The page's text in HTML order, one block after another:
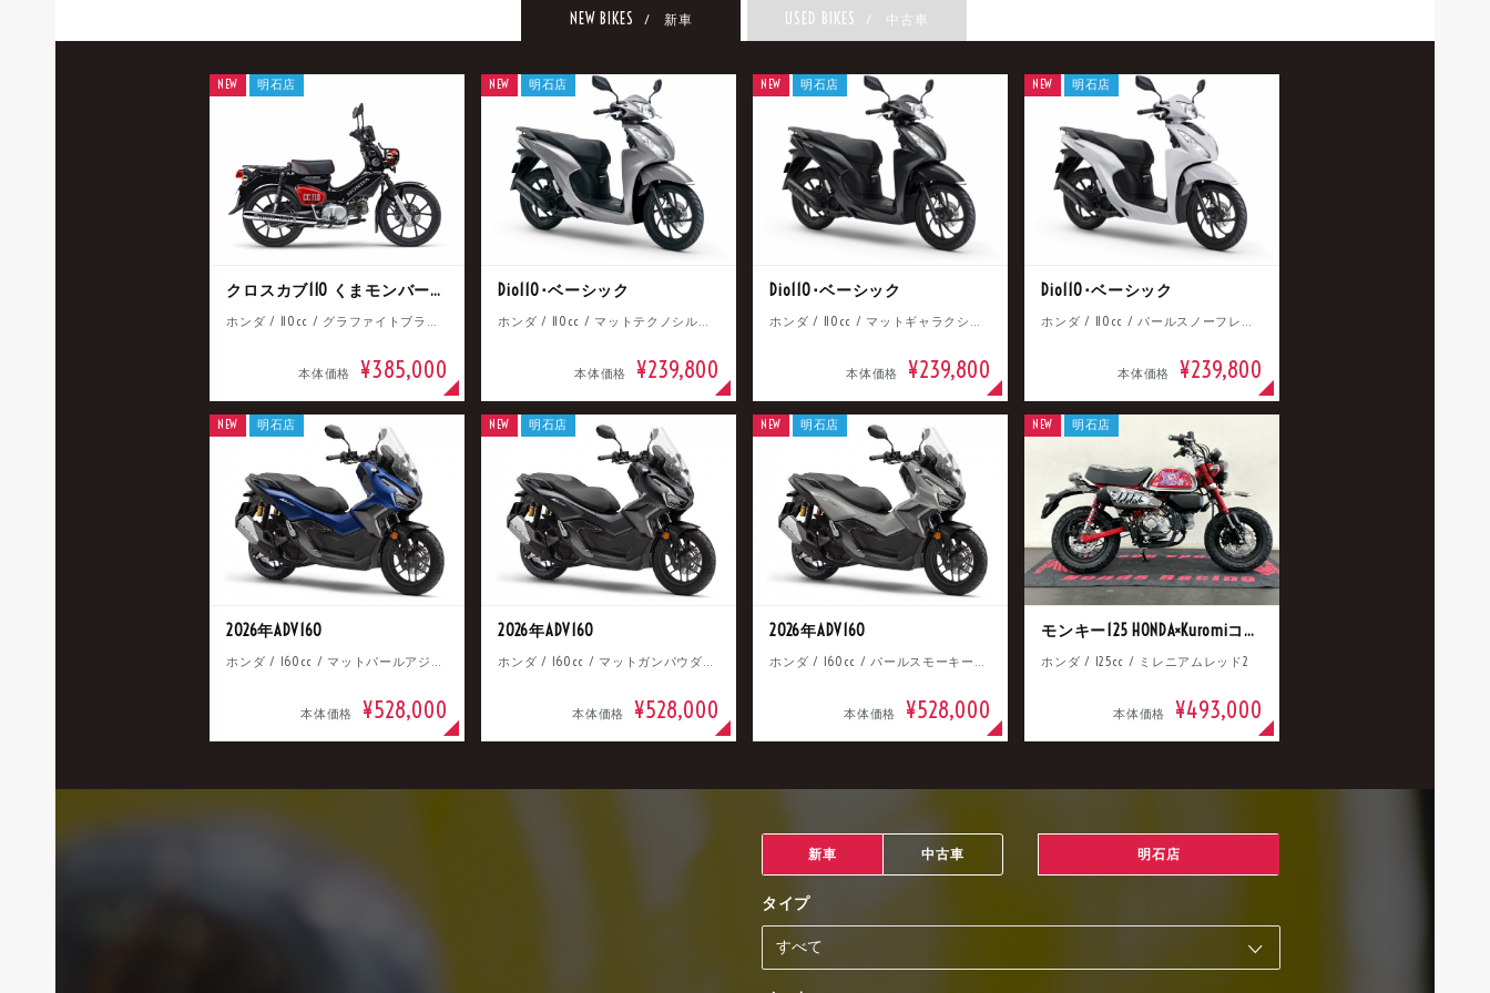
NEW BIKES / 新車 USED BIKES / 中古車
クロスカブ110 くまモンバージョン
ホンダ / 110cc / グラファイトブラック
本体価格 ¥385,000
NEW 明石店
Dio110･ベーシック
ホンダ / 110cc / マットテクノシルバーメタリック
本体価格 ¥239,800
NEW 明石店
Dio110･ベーシック
ホンダ / 110cc / マットギャラクシーブラックメタリック
本体価格 ¥239,800
NEW 明石店
Dio110･ベーシック
ホンダ / 110cc / パールスノーフレークホワイト
本体価格 ¥239,800
NEW 明石店
2026年ADV160
ホンダ / 160cc / マットパールアジャイルブルー
本体価格 ¥528,000
NEW 明石店
2026年ADV160
ホンダ / 160cc / マットガンパウダーブラックメタリック
本体価格 ¥528,000
NEW 明石店
2026年ADV160
ホンダ / 160cc / パールスモーキーグレー
本体価格 ¥528,000
NEW 明石店
モンキー125 HONDA×Kuromiコラボ
ホンダ / 125cc / ミレニアムレッド2
本体価格 ¥493,000
NEW 明石店
新車 中古車 明石店
タイプ